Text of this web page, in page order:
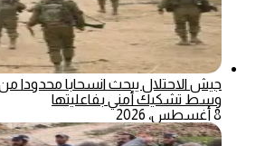
جيش الاحتلال يبحث انسحابا محدودا
وسط تشكيك أمني بفاعليتها
8 أغسطس، 2026